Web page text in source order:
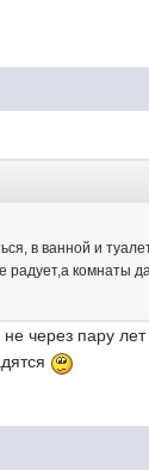
в ванной и
радует,а
через пару